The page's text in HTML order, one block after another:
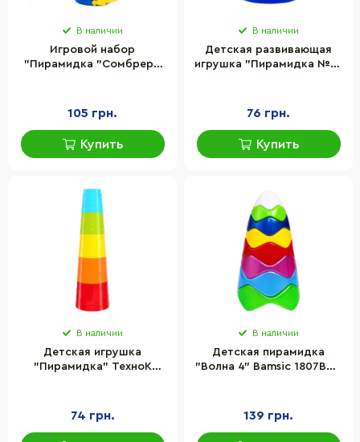
В наличии
Игровой набор
"Пирамидка "Сомбреро
105 грн.
Купить
В наличии
Детская развивающая
игрушка "Пирамидка №3"
76 грн.
Купить
В наличии
Детская игрушка
"Пирамидка" ТехноК
74 грн.
В наличии
Детская пирамидка
"Волна 4" Bamsic 1807BMS
139 грн.